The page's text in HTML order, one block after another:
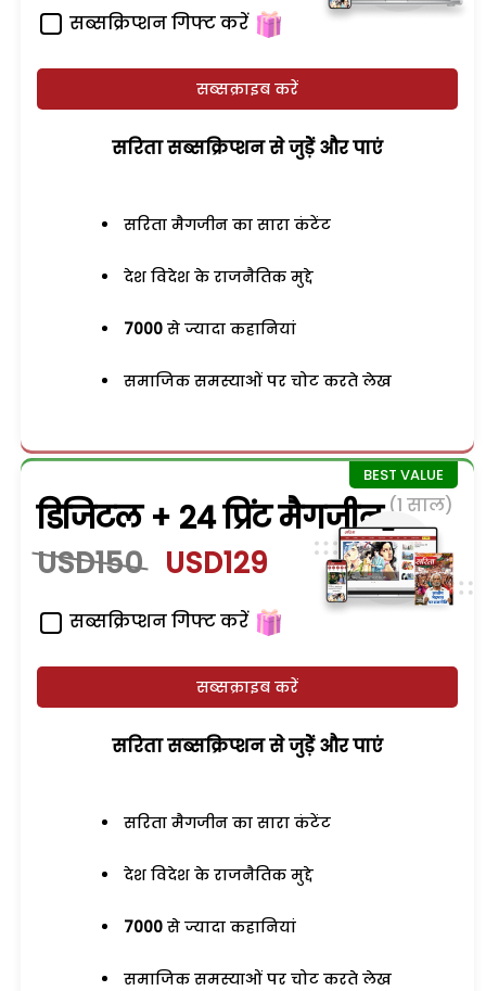
सब्सक्रिप्शन गिफ्ट करें
सब्सक्राइब करें
सरिता सब्सक्रिप्शन से जुड़ेें और पाएं
सरिता मैगजीन का सारा कंटेंट
देश विदेश के राजनैतिक मुद्दे
7000 से ज्यादा कहानियां
समाजिक समस्याओं पर चोट करते लेख
डिजिटल + 24 प्रिंट मैगजीन (1 साल)
USD150 USD129
सब्सक्रिप्शन गिफ्ट करें
सब्सक्राइब करें
सरिता सब्सक्रिप्शन से जुड़ेें और पाएं
सरिता मैगजीन का सारा कंटेंट
देश विदेश के राजनैतिक मुद्दे
7000 से ज्यादा कहानियां
समाजिक समस्याओं पर चोट करते लेख